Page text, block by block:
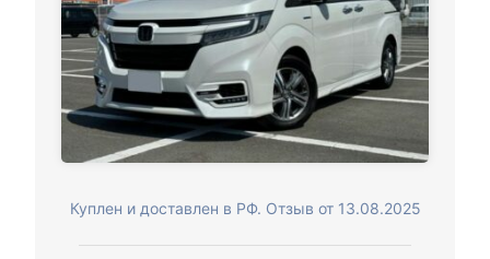
Куплен и доставлен в РФ. Отзыв от 13.08.2025